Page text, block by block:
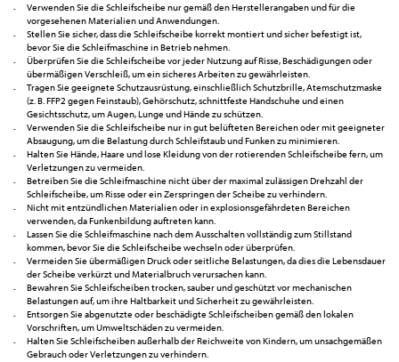
Verwenden Sie die Schleifscheibe nur gemäß den Herstellerangaben und für die
vorgesehenen Materialien und Anwendungen.
Stellen Sie sicher, dass die Schleifscheibe korrekt montiert und sicher befestigt ist,
bevor Sie die Schleifmaschine in Betrieb nehmen.
Überprüfen Sie die Schleifscheibe vor jeder Nutzung auf Risse, Beschädigungen oder
übermäßigen Verschleiß, um ein sicheres Arbeiten zu gewährleisten.
Tragen Sie geeignete Schutzausrüstung, einschließlich Schutzbrille, Atemschutzmaske
(z. B. FFP2 gegen Feinstaub), Gehörschutz, schnittfeste Handschuhe und einen
Gesichtsschutz, um Augen, Lunge und Hände zu schützen.
Verwenden Sie die Schleifscheibe nur in gut belüfteten Bereichen oder mit geeigneter
Absaugung, um die Belastung durch Schleifstaub und Funken zu minimieren.
Halten Sie Hände, Haare und lose Kleidung von der rotierenden Schleifscheibe fern, um
Verletzungen zu vermeiden.
Betreiben Sie die Schleifmaschine nicht über der maximal zulässigen Drehzahl der
Schleifscheibe, um Risse oder ein Zerspringen der Scheibe zu verhindern.
Nicht mit entzündlichen Materialien oder in explosionsgefährdeten Bereichen
verwenden, da Funkenbildung auftreten kann.
Lassen Sie die Schleifmaschine nach dem Ausschalten vollständig zum Stillstand
kommen, bevor Sie die Schleifscheibe wechseln oder überprüfen.
Vermeiden Sie übermäßigen Druck oder seitliche Belastungen, da dies die Lebensdauer
der Scheibe verkürzt und Materialbruch verursachen kann.
Bewahren Sie Schleifscheiben trocken, sauber und geschützt vor mechanischen
Belastungen auf, um ihre Haltbarkeit und Sicherheit zu gewährleisten.
Entsorgen Sie abgenutzte oder beschädigte Schleifscheiben gemäß den lokalen
Vorschriften, um Umweltschäden zu vermeiden.
Halten Sie Schleifscheiben außerhalb der Reichweite von Kindern, um unsachgemäßen
Gebrauch oder Verletzungen zu verhindern.